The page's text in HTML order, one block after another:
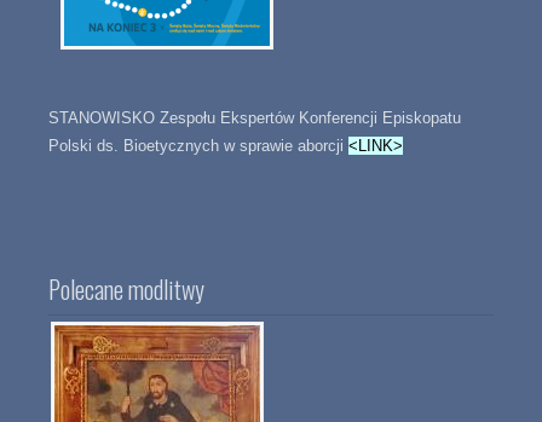
STANOWISKO Zespołu Ekspertów Konferencji Episkopatu
Polski ds. Bioetycznych w sprawie aborcji <LINK>
Polecane modlitwy